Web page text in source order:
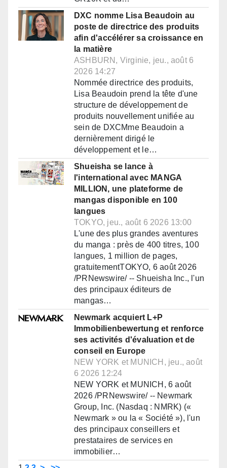
DXC nomme Lisa Beaudoin au
poste de directrice des produits
afin d'accélérer sa croissance en
la matière
ASHBURN, Virginie, jeu., août 6
2026 14:27
Nommée directrice des produits,
Lisa Beaudoin prend la tête d'une
structure de développement de
produits nouvellement unifiée au
sein de DXCMme Beaudoin a
dernièrement dirigé le
développement et le…
Shueisha se lance à
l'international avec MANGA
MILLION, une plateforme de
mangas disponible en 100
langues
TOKYO, jeu., août 6 2026 13:00
L'une des plus grandes aventures
du manga : près de 400 titres, 100
langues, 1 million de pages,
gratuitementTOKYO, 6 août 2026
/PRNewswire/ -- Shueisha Inc., l'un
des principaux éditeurs de
mangas…
Newmark acquiert L+P
Immobilienbewertung et renforce
ses activités d'évaluation et de
conseil en Europe
NEW YORK et MUNICH, jeu., août
6 2026 12:24
NEW YORK et MUNICH, 6 août
2026 /PRNewswire/ -- Newmark
Group, Inc. (Nasdaq : NMRK) («
Newmark » ou la « Société »), l'un
des principaux conseillers et
prestataires de services en
immobilier…